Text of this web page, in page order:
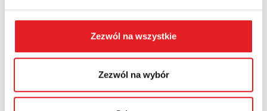
Zezwól na wszystkie
Zezwól na wybór
Wyrażam zgodę na przetwarzanie moich danych
osobowych przez Relpol S.A. Więcej informacji na